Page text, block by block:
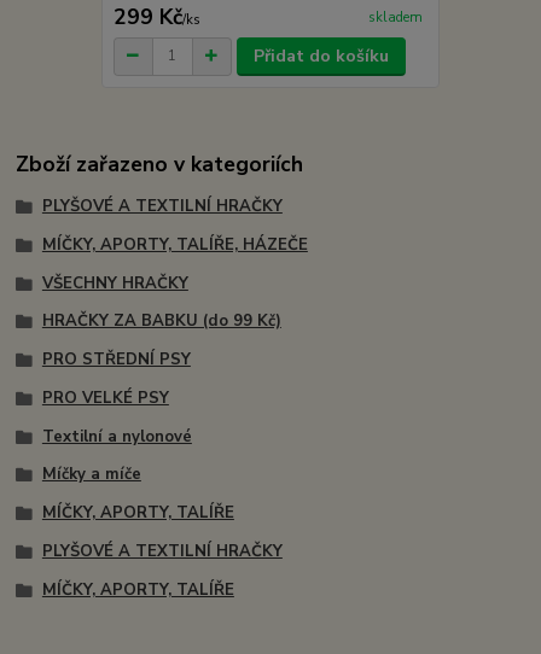
299 Kč/ks skladem
Přidat do košíku
Zboží zařazeno v kategoriích
PLYŠOVÉ A TEXTILNÍ HRAČKY
MÍČKY, APORTY, TALÍŘE, HÁZEČE
VŠECHNY HRAČKY
HRAČKY ZA BABKU (do 99 Kč)
PRO STŘEDNÍ PSY
PRO VELKÉ PSY
Textilní a nylonové
Míčky a míče
MÍČKY, APORTY, TALÍŘE
PLYŠOVÉ A TEXTILNÍ HRAČKY
MÍČKY, APORTY, TALÍŘE